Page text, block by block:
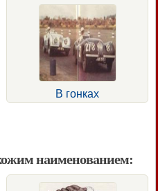
В гонках
наименованием: